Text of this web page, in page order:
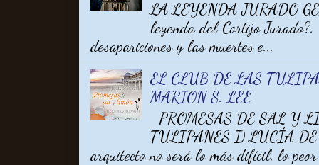
LA LEYENDA JURADO
leyenda del Cortijo
desapariciones y las muertes e...
EL CLUB DE LAS
MARION S. LEE
PROMESAS DE SAL Y
TULIPANES I) LUCÍA DE
arquitecto no será lo más difícil, lo